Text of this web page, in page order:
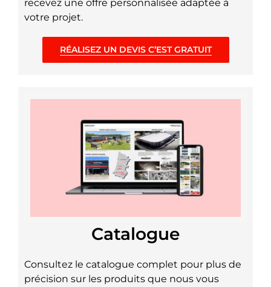
recevez une offre personnalisée adaptée à
votre projet.
RÉALISEZ UN DEVIS C’EST GRATUIT
Catalogue
Consultez le catalogue complet pour plus de
précision sur les produits que nous vous